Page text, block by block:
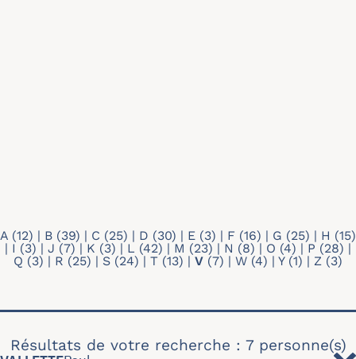
A (12) | B (39) | C (25) | D (30) | E (3) | F (16) | G (25) | H (15)
| I (3) | J (7) | K (3) | L (42) | M (23) | N (8) | O (4) | P (28) |
Q (3) | R (25) | S (24) | T (13) | V (7) | W (4) | Y(1) | Z (3)
Résultats de votre recherche : 7 personne(s)